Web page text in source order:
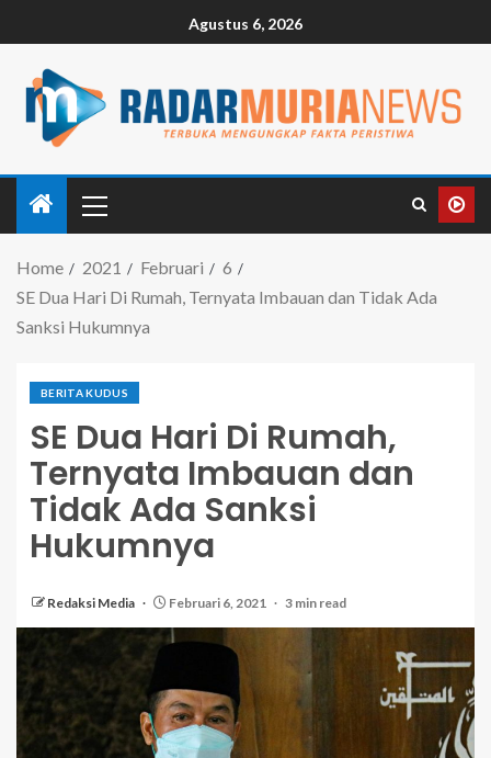
Agustus 6, 2026
Home 2021 Februari
6
SE Dua Hari Di Rumah, Ternyata Imbauan dan Tidak Ada
Sanksi Hukumnya
BERITA KUDUS
SE Dua Hari Di Rumah,
Ternyata Imbauan dan
Tidak Ada Sanksi
Hukumnya
Redaksi Media Februari 6, 2021 3 min read